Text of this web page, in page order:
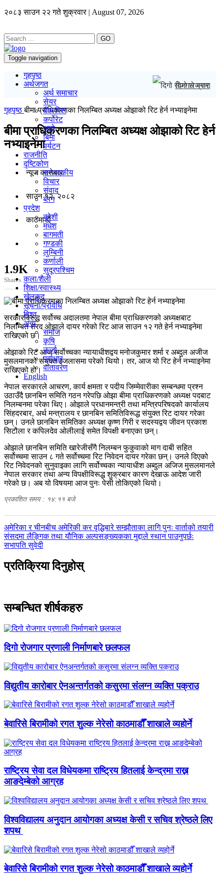
२०८३ साउन २२ गते शुक्रवार | August 07, 2026
GO
Toggle navigation
गृहपृष्ठ
अर्थजगत
अर्थ समाचार
सेयर
बैंक/वित्त
कर्पोरेट
अटो
बिमा
पर्यटन
राजनीति
दृष्टिकोण
सम्पादकीय
विचार
संवाद
ब्लग
प्रदेश
कोशी
मधेश
बागमती
गण्डकी
लुम्बिनी
कर्णाली
सुदूरपश्चिम
कला/शैली
शिक्षा/स्वास्थ्य
खेलकुद
सूचना/प्रविधि
विश्व
अन्य
समाज
कृषि
ऊर्जा
पूर्वाधार
वातावरण
English
दिगो रोजगार
गृहपृष्ठबीमा प्राधिकरणका निलम्बित अध्यक्ष ओझाको रिट हेर्न नभ्याइनेमा
बीमा प्राधिकरणका निलम्बित अध्यक्ष ओझाको रिट हेर्न
नभ्याइनेमा
न्यूज काराेबार
साउन १२, २०८२
काठमाडाैं
1.9K
Shares
सरकारविरुद्ध सर्वोच्च अदालतमा नेपाल बीमा प्राधिकरणको अध्यक्षबाट
निलम्बित शरद ओझाले दायर गरेको रिट आज साउन १२ गते हेर्न नभ्याइनेमा
राखिएको छ।
ओझाको रिट आज सर्वोच्चका न्यायाधीशद्वय मनोजकुमार शर्मा र अब्दुल अजीज
मुसलमानको संयुक्त इजलासमा परेको थियो। तर, आज यो रिट हेर्न नभ्याइनेमा
राखिएको हो।
नेपाल सरकारले आचरण, कार्य क्षमता र पदीय जिम्मेवारीका सम्बन्धमा प्रश्न
उठाउँदै छानबिन समिति गठन गरेपछि ओझा बीमा प्राधिकरणको अध्यक्ष पदबाट
निलम्बनमा परेका थिए। ओझाले प्रधानमन्त्री तथा मन्त्रिपरिषदको कार्यालय
सिंहदरबार, अर्थ मन्त्रालय र छानबिन समितिविरूद्ध संयुक्त रिट दायर गरेका
छन्। उनले छानबिन समितिका अध्यक्ष कृष्ण गिरी र सदस्यद्वय जीवन प्रकाश
सिटौला र कपिलदेव ओलीलाई समेत विपक्षी बनाएका छन्।
ओझाले छानबिन समिति खारेजीसँगै निलम्बन फुकुवाको माग दाबी सहित
सर्वोच्चमा साउन ८ गते सर्वोच्चमा रिट निवेदन दायर गरेका छन्। उनले दिएको
रिट निवेदनको सुनुवाइका लागि सर्वोच्चका न्यायाधीश अब्दुल अजिज मुसलमानले
नेपाल सरकार तथा अन्य विपक्षीविरूद्ध शुक्रबार कारण देखाऊ आदेश जारी
गरेको छ। अब यो विषयमा आज पुनः पेसी तोकिएको थियो।
प्रकाशित समय : १४:११ बजे
पछिल्लाे
-
अमेरिका र चीनबीच अमेरिकी कर वृद्धिबारे सम्झौताका लागि पुनः वार्ताको तयारी
अघिल्लाे
-
संसदमा लैङ्गिक तथा यौनिक अल्पसङ्ख्यकका मुद्दाले स्थान पाउनुपर्छः
सभापति सुवेदी
प्रतिक्रिया दिनुहोस्
सम्बन्धित शीर्षकहरु
दिगो रोजगार प्रणाली निर्माणबारे छलफल
विद्युतीय कारोबार ऐनअन्तर्गतको कसुरमा संलग्न व्यक्ति पक्राउ
बेवारिसे बिरामीको रगत शुल्क नेरेसो काठमाडौँ शाखाले व्यहोर्ने
राष्ट्रिय सेवा दल विधेयकमा राष्ट्रिय हितलाई केन्द्रमा राख्न
आङदेम्बेको आग्रह
विश्वविद्यालय अनुदान आयोगका अध्यक्ष केसी र सचिव श्रेष्ठले लिए
शपथ
बेवारिसे बिरामीको रगत शुल्क नेरेसो काठमाडौँ शाखाले व्यहोर्ने